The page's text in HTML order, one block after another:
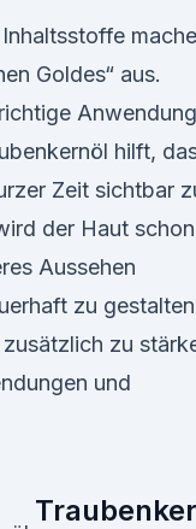
Goldes“ aus.
Anwendung
hilft,
Zeit sichtbar
der Haut schon
Aussehen
zu
zu
und